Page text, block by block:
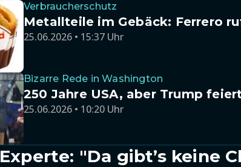
Verbraucherschutz
Metallteile im Gebäck: Ferrero
25.06.2026 • 15:37 Uhr
Bizarre Rede in Washington
250 Jahre USA, aber Trump
25.06.2026 • 10:20 Uhr
Experte: "Da gibt’s keine